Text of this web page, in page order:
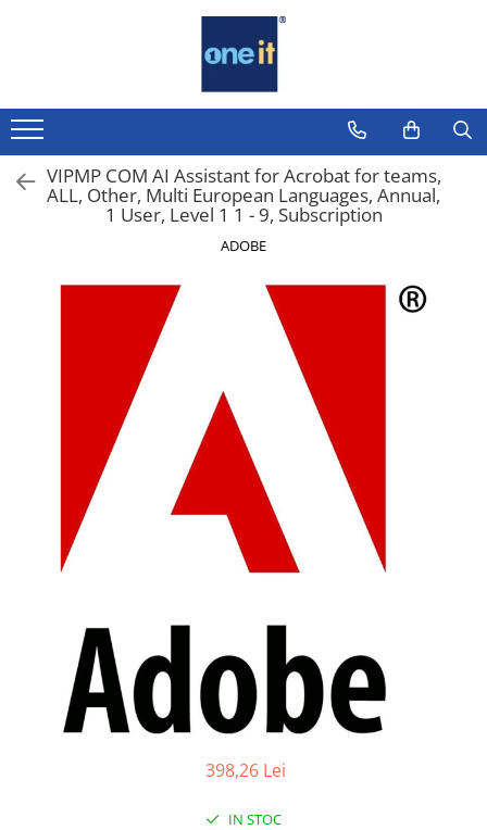
Laptop, Tablete & Telefoane
Laptop / Notebook
Notebook Consumer
Telefoane & accesorii
Inele Smart
Ochelari Smart
Smartphone IPhone
Sisteme Desktop & Monitoare
Gaming PC & Console
Desk Gaming
Microfoane & Casti Gaming
VIPMP COM AI Assistant for Acrobat for teams,
ALL, Other, Multi European Languages, Annual,
1 User, Level 1 1 - 9, Subscription
ADOBE
398,26 Lei
IN STOC